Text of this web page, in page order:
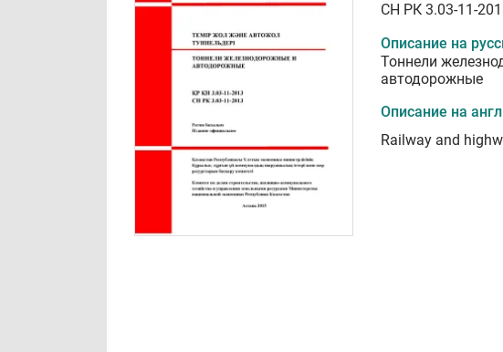
СН РК 3.03-11-
Описание на
Тоннели
автодорожные
Описание на
Railway and